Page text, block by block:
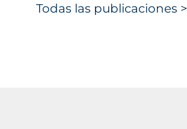
Todas las publicaciones >